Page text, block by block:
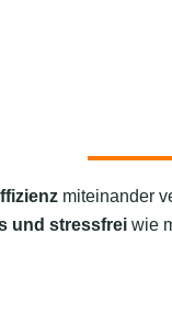
miteinander
und stressfrei wie